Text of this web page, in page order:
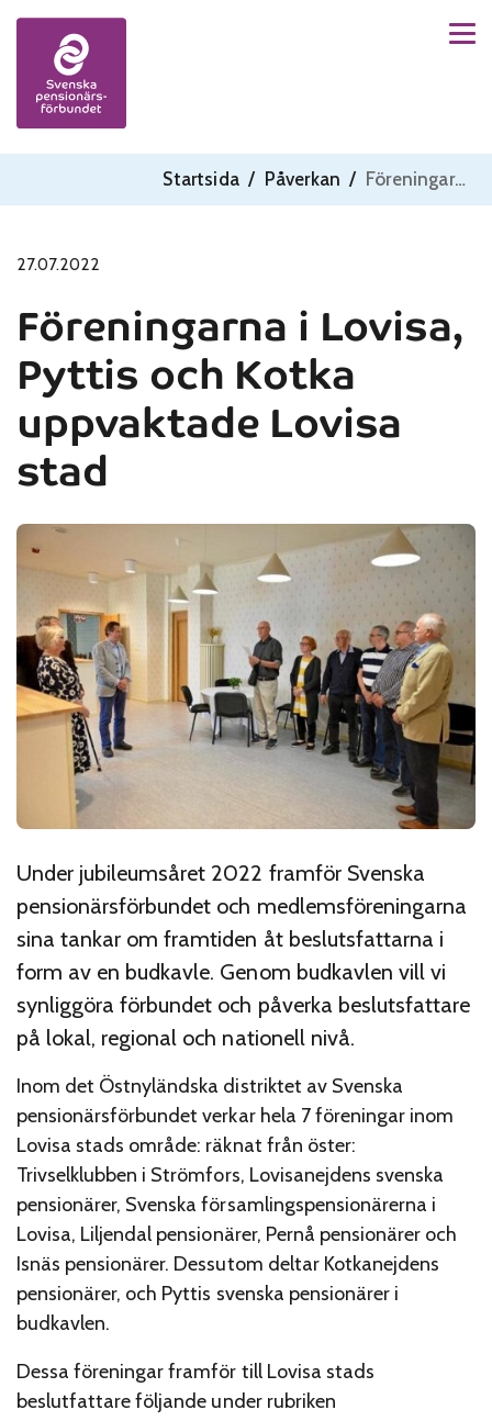
Skip to content
Startsida / Påverkan / Föreningarna i Lovisa, Pyttis och Kotka uppvaktade Lovisa stad
27.07.2022
Föreningarna i Lovisa,
Pyttis och Kotka
uppvaktade Lovisa
stad
Under jubileumsåret 2022 framför Svenska
pensionärsförbundet och medlemsföreningarna
sina tankar om framtiden åt beslutsfattarna i
form av en budkavle. Genom budkavlen vill vi
synliggöra förbundet och påverka beslutsfattare
på lokal, regional och nationell nivå.
Inom det Östnyländska distriktet av Svenska
pensionärsförbundet verkar hela 7 föreningar inom
Lovisa stads område: räknat från öster:
Trivselklubben i Strömfors, Lovisanejdens svenska
pensionärer, Svenska församlingspensionärerna i
Lovisa, Liljendal pensionärer, Pernå pensionärer och
Isnäs pensionärer. Dessutom deltar Kotkanejdens
pensionärer, och Pyttis svenska pensionärer i
budkavlen.
Dessa föreningar framför till Lovisa stads
beslutfattare följande under rubriken